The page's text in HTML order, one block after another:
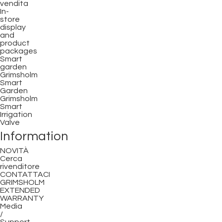
vendita
In-
store
display
and
product
packages
Smart
garden
Grimsholm
Smart
Garden
Grimsholm
Smart
Irrigation
Valve
Information
NOVITÀ
Cerca
rivenditore
CONTATTACI
GRIMSHOLM
EXTENDED
WARRANTY
Media
/